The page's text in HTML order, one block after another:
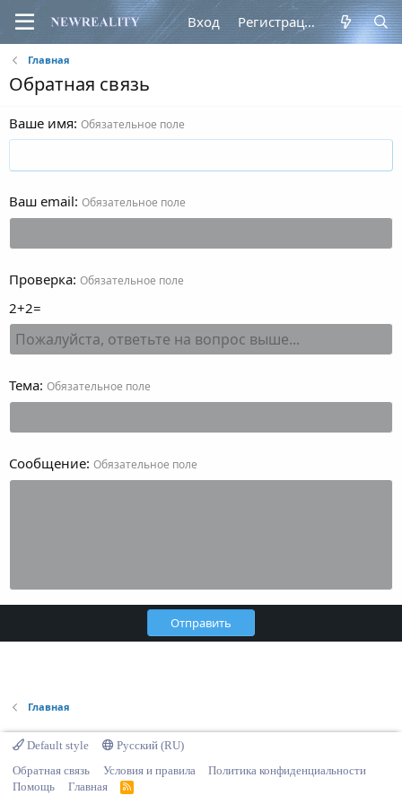
Вход Регистрация
Главная
Обратная связь
Ваше имя Обязательное поле
Ваш email Обязательное поле
Проверка Обязательное поле
2+2=
Тема Обязательное поле
Сообщение Обязательное поле
Отправить
Главная
Default style
Русский (RU)
Обратная связь
Условия и правила
Политика конфиденциальности
Помощь
Главная
R